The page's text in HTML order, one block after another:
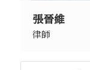
張晉維
律師